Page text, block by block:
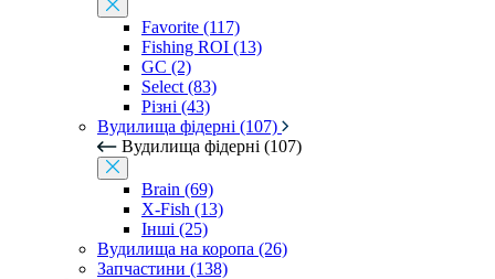
Favorite (117)
Fishing ROI (13)
GC (2)
Select (83)
Різні (43)
Вудилища фідерні (107)
Вудилища фідерні (107)
Brain (69)
X-Fish (13)
Інші (25)
Вудилища на коропа (26)
Запчастини (138)